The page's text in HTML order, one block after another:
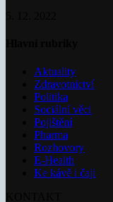
Aktuality
Zdravotnictví
Politika
Sociální věci
Pojištění
Pharma
Rozhovory
E-Health
Ke kávě i čaji